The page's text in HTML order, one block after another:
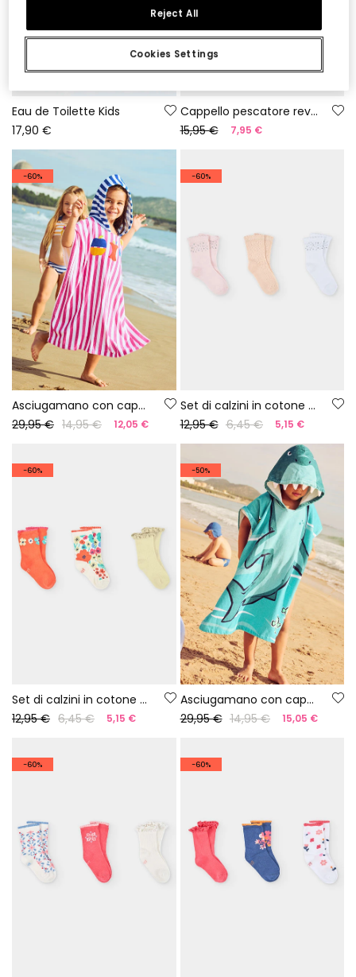
Eau de Toilette Kids
17,90 €
Cappello pescatore reversibile stampato
15,95 €
7,95 €
-60%
Asciugamano con cappuccio a righe
29,95 € 14,95 € 12,05 €
-60%
Set di calzini in cotone tinta unita
12,95 € 6,45 € 5,15 €
-60%
Set di calzini in cotone con fiori
12,95 € 6,45 € 5,15 €
-50%
Asciugamano con cappuccio di cotone squalo
29,95 € 14,95 € 15,05 €
-60% -60%
Cookies Settings
Reject All